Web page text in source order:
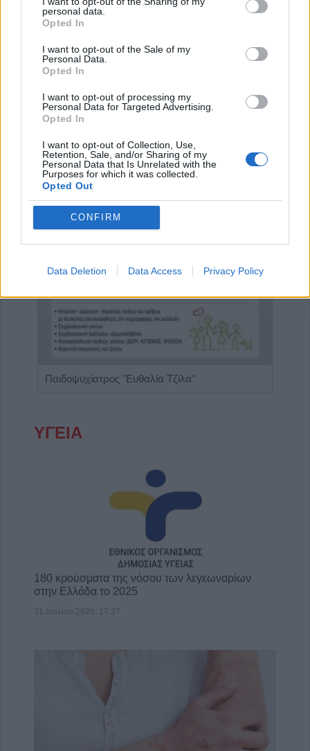
personal data.
Opted In
I want to opt-out of the Sale of my
Personal Data.
Opted In
I want to opt-out of processing my
Personal Data for Targeted Advertising.
Opted In
I want to opt-out of Collection, Use,
Retention, Sale, and/or Sharing of my
Personal Data that Is Unrelated with the
Purposes for which it was collected.
Opted Out
CONFIRM
Data Deletion Data Access Privacy Policy
Κατηγορία Εκδηλώσεις
Έναρξη Προηγούμενο 1 2 4
ΕΠΑΓΓΕΛΜΑΤΙΕΣ ΥΓΕΙΑΣ
Παιδοψυχίατρος "Ευθαλία Τζίλα"
ΥΓΕΙΑ
180 κρούσματα της νόσου των λεγεωναρίων
στην Ελλάδα το 2025
31 Ιουλίου 2026, 17:37